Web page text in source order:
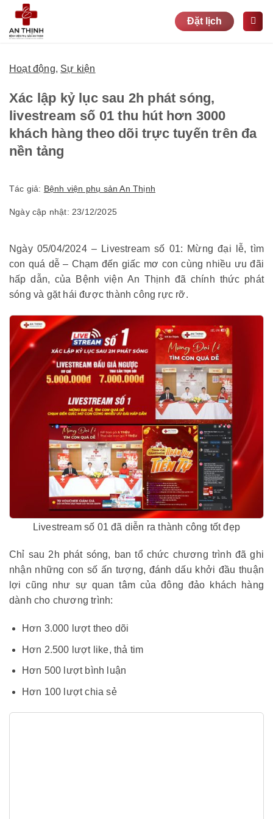
nội
Đặt lịch
Hoạt động, Sự kiện
Xác lập kỷ lục sau 2h phát sóng,
livestream số 01 thu hút hơn 3000
khách hàng theo dõi trực tuyến trên đa
nền tảng
Tác giả: Bệnh viện phụ sản An Thịnh
Ngày cập nhật: 23/12/2025
Ngày 05/04/2024 – Livestream số 01: Mừng đại lễ, tìm
con quá dễ – Chạm đến giấc mơ con cùng nhiều ưu đãi
hấp dẫn, của Bệnh viện An Thịnh đã chính thức phát
sóng và gặt hái được thành công rực rỡ.
Livestream số 01 đã diễn ra thành công tốt đẹp
Chỉ sau 2h phát sóng, ban tổ chức chương trình đã ghi
nhận những con số ấn tượng, đánh dấu khởi đầu thuận
lợi cũng như sự quan tâm của đông đảo khách hàng
dành cho chương trình:
Hơn 3.000 lượt theo dõi
Hơn 2.500 lượt like, thả tim
Hơn 500 lượt bình luận
Hơn 100 lượt chia sẻ